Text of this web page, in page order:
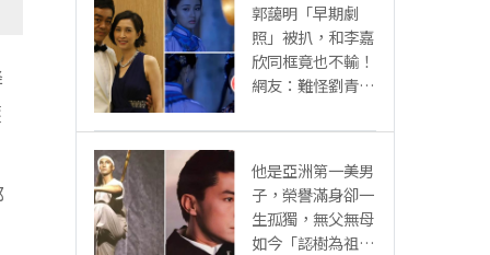
郭藹明「早期劇
照」被扒，和李嘉
欣同框竟也不輸！
網友：難怪劉青云
他是亞洲第一美男
子，榮譽滿身卻一
生孤獨，無父無母
如今「認樹為祖父